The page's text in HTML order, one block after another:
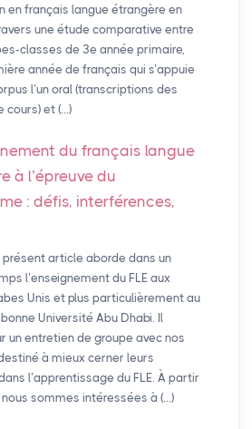
en français langue étrangère en
une étude comparative entre
classes de 3e année primaire,
année de français qui s’appuie
l’un oral (transcriptions des
cours) et (…)
du français langue
à l’épreuve du
: défis, interférences,
présent article aborde dans un
l’enseignement du FLE aux
Unis et plus particulièrement au
Université Abu Dhabi. Il
un entretien de groupe avec nos
à mieux cerner leurs
l’apprentissage du FLE. À partir
sommes intéressées à (…)